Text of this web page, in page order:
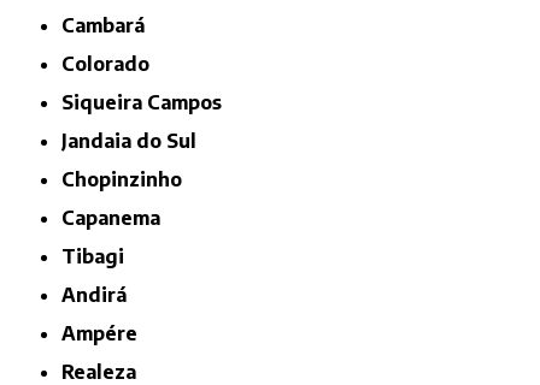
Cambará
Colorado
Siqueira Campos
Jandaia do Sul
Chopinzinho
Capanema
Tibagi
Andirá
Ampére
Realeza